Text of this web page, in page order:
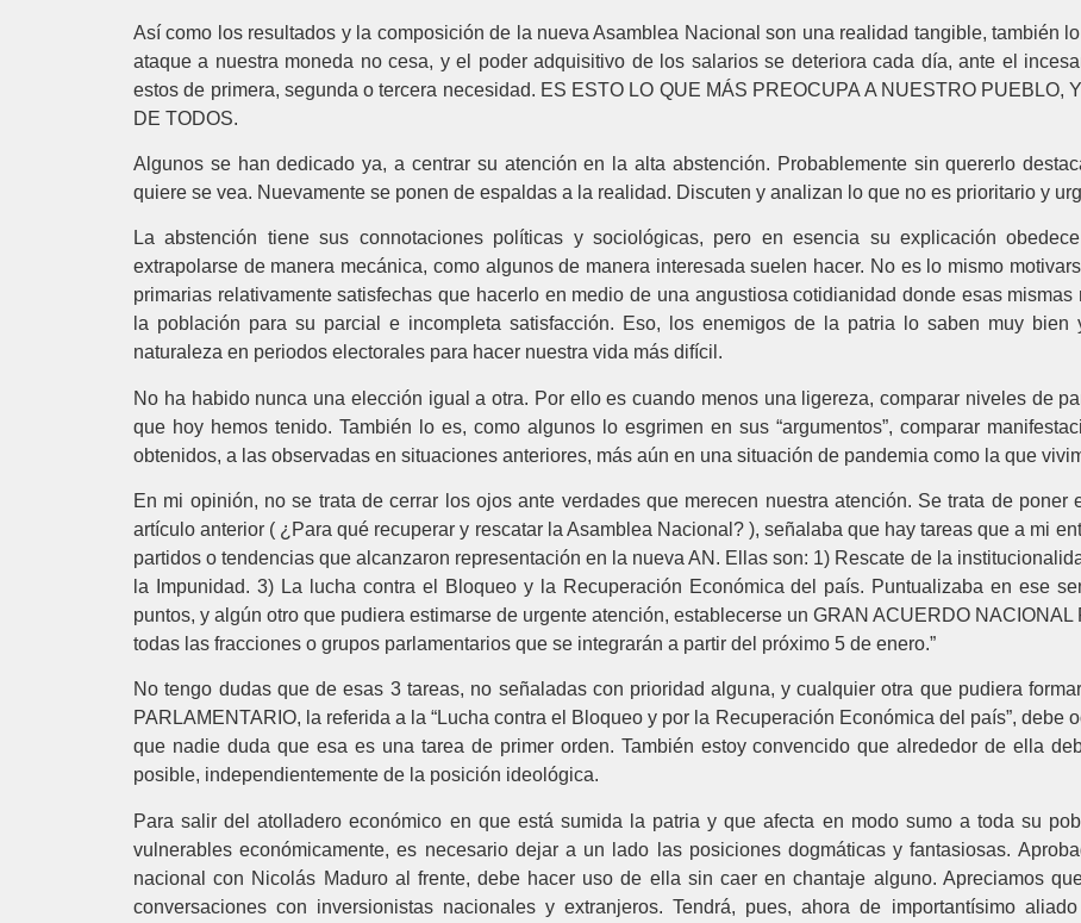
Así como los resultados y la composición de la nueva Asamblea Nacional son una realidad tangible, también
ataque a nuestra moneda no cesa, y el poder adquisitivo de los salarios se deteriora cada día, ante el
estos de primera, segunda o tercera necesidad. ES ESTO LO QUE MÁS PREOCUPA A NUESTRO PUEBLO,
DE TODOS.
Algunos se han dedicado ya, a centrar su atención en la alta abstención. Probablemente sin quererlo
quiere se vea. Nuevamente se ponen de espaldas a la realidad. Discuten y analizan lo que no es prioritario y
La abstención tiene sus connotaciones políticas y sociológicas, pero en esencia su explicación
extrapolarse de manera mecánica, como algunos de manera interesada suelen hacer. No es lo mismo
primarias relativamente satisfechas que hacerlo en medio de una angustiosa cotidianidad donde esas mismas
la población para su parcial e incompleta satisfacción. Eso, los enemigos de la patria lo saben muy
naturaleza en periodos electorales para hacer nuestra vida más difícil.
No ha habido nunca una elección igual a otra. Por ello es cuando menos una ligereza, comparar niveles de
que hoy hemos tenido. También lo es, como algunos lo esgrimen en sus “argumentos”, comparar
obtenidos, a las observadas en situaciones anteriores, más aún en una situación de pandemia como la que
En mi opinión, no se trata de cerrar los ojos ante verdades que merecen nuestra atención. Se trata de
artículo anterior ( ¿Para qué recuperar y rescatar la Asamblea Nacional? ), señalaba que hay tareas que a mi
partidos o tendencias que alcanzaron representación en la nueva AN. Ellas son: 1) Rescate de la
la Impunidad. 3) La lucha contra el Bloqueo y la Recuperación Económica del país. Puntualizaba en ese
puntos, y algún otro que pudiera estimarse de urgente atención, establecerse un GRAN ACUERDO
todas las fracciones o grupos parlamentarios que se integrarán a partir del próximo 5 de enero.”
No tengo dudas que de esas 3 tareas, no señaladas con prioridad alguna, y cualquier otra que pudiera
PARLAMENTARIO, la referida a la “Lucha contra el Bloqueo y por la Recuperación Económica del país”, debe
que nadie duda que esa es una tarea de primer orden. También estoy convencido que alrededor de ella
posible, independientemente de la posición ideológica.
Para salir del atolladero económico en que está sumida la patria y que afecta en modo sumo a toda su
vulnerables económicamente, es necesario dejar a un lado las posiciones dogmáticas y fantasiosas.
nacional con Nicolás Maduro al frente, debe hacer uso de ella sin caer en chantaje alguno. Apreciamos
conversaciones con inversionistas nacionales y extranjeros. Tendrá, pues, ahora de importantísimo